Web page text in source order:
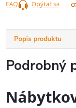
Opýtať sa
FAQ
Popis produktu
Podrobný